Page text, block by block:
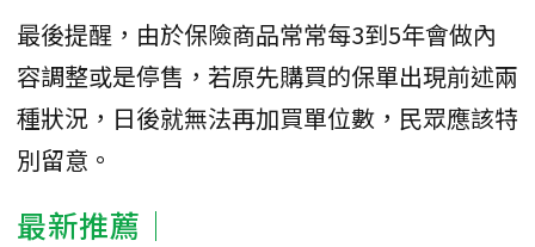
最後提醒，由於保險商品常常每3到5年會做內
容調整或是停售，若原先購買的保單出現前述兩
種狀況，日後就無法再加買單位數，民眾應該特
別留意。
最新推薦│